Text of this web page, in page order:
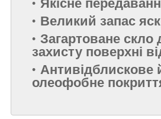
Якісне
Великий запас
Загартоване скло
захисту поверхні
Антивідблискове
олеофобне